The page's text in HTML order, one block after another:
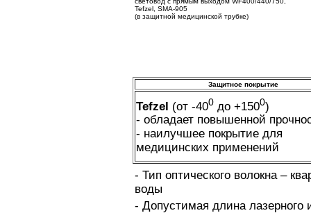
Tefzel, SMA-905
(в защитной медицинской трубке)
Защитное покрытие
Tefzel (от -400 до +1500)
- обладает повышенной
- наилучшее покрытие для
медицинских применений
- Тип оптического волокна –
воды
- Допустимая длина лазерного